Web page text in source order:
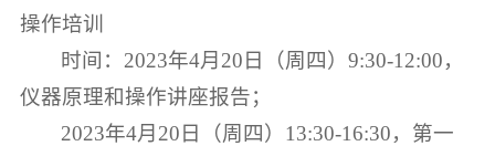
操作培训
时间：2023年4月20日（周四）9:30-12:00，
仪器原理和操作讲座报告；
2023年4月20日（周四）13:30-16:30，第一